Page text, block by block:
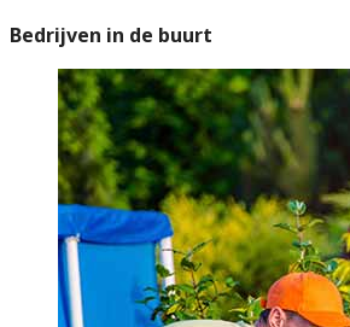
Bedrijven in de buurt